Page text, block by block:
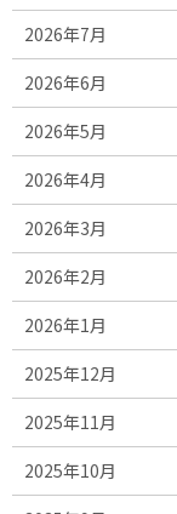
2026年7月
2026年6月
2026年5月
2026年4月
2026年3月
2026年2月
2026年1月
2025年12月
2025年11月
2025年10月